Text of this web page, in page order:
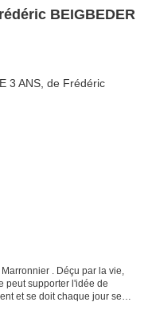
BEIGBEDER
. Déçu par la vie,
peut supporter l'idée de
et se doit chaque jour se